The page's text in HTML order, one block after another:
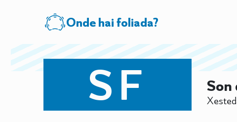
Onde hai foliada?
SF Son